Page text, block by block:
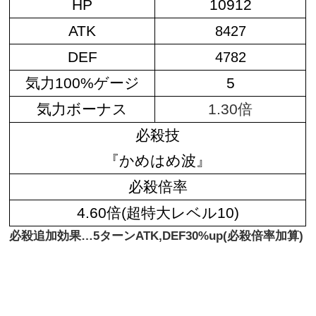
HP
10912
ATK
8427
DEF 4782
気力100%ゲージ
5
気力ボーナス
1.30倍
必殺技
『かめはめ波』
必殺倍率
4.60倍(超特大レベル10)
必殺追加効果…5ターンATK,DEF30%up(必殺倍率加算)